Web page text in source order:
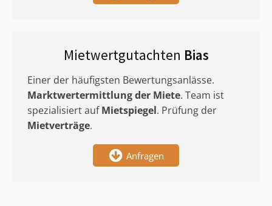
Mietwertgutachten Bias
Einer der häufigsten Bewertungsanlässe.
Marktwertermittlungder Miete. Team ist
spezialisiert aufMietspiegel. Prüfung der
Mietverträge.
Anfragen